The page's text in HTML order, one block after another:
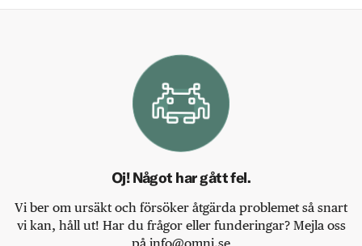
Oj! Något har gått fel.
Vi ber om ursäkt och försöker åtgärda problemet så snart
vi kan, håll ut! Har du frågor eller funderingar? Mejla oss